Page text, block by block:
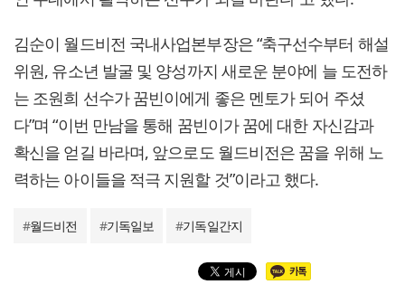
김순이 월드비전 국내사업본부장은 “축구선수부터 해설
위원, 유소년 발굴 및 양성까지 새로운 분야에 늘 도전하
는 조원희 선수가 꿈빈이에게 좋은 멘토가 되어 주셨
다”며 “이번 만남을 통해 꿈빈이가 꿈에 대한 자신감과
확신을 얻길 바라며, 앞으로도 월드비전은 꿈을 위해 노
력하는 아이들을 적극 지원할 것”이라고 했다.
#월드비전 #기독일보 #기독일간지